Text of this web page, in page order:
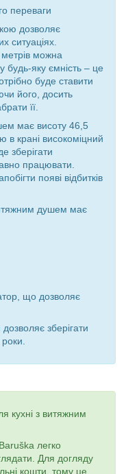
переваги
дозволяє
ситуаціях.
можна
будь-яку ємність – це
буде ставити
його, досить
її.
має висоту 46,5
в крані високоміцний
зберігати
працювати.
появі відбитків
душем має
що дозволяє
зберігати
кухні з витяжним
легко
Для догляду
кошти, тому це